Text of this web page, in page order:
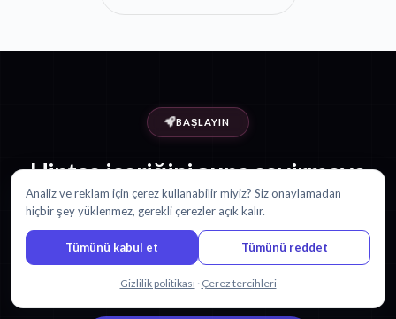
BAŞLAYIN
Hintçe içeriğini şuna çevirmeye
hazır mısınız:
Portekizce?
30 dakika ücretsiz ile başlayın. Kredi kartı gerekmez.
Bizimle sohbet edin
Analiz ve reklam için çerez kullanabilir miyiz? Siz onaylamadan
hiçbir şey yüklenmez, gerekli çerezler açık kalır.
Tümünü kabul et Tümünü reddet
Gizlilik politikası · Çerez tercihleri